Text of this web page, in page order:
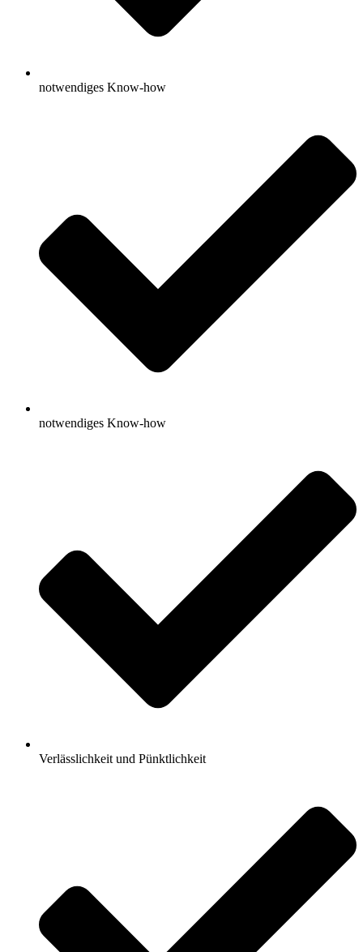
notwendiges Know-how
notwendiges Know-how
Verlässlichkeit und Pünktlichkeit